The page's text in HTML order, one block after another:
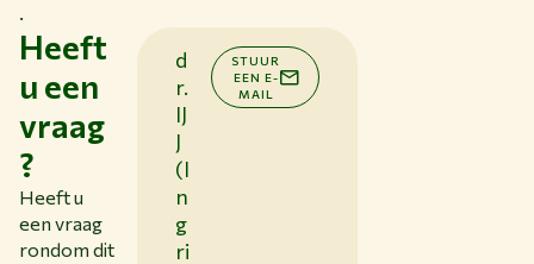
.
Heeft
u een
vraag
?
Heeft u
een vraag
rondom dit
d
r.
IJ
J
(I
n
g
ri
STUUR
EEN E-
MAIL